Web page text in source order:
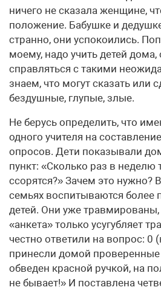
ничего не сказала женщине,
положение. Бабушке и
странно, они успокоились.
моему, надо учить детей дома,
справляться с такими
знаем, что могут сказать или
бездушные, глупые, злые.
Не берусь определить, что
одного учителя на
опросов. Дети показывали
пункт: «Сколько раз в неделю
ссорятся?» Зачем это нужно?
семьях воспитываются более
детей. Они уже
«анкета» только усугубляет
честно ответили на вопрос: 0
принесли домой
обведен красной ручкой, на
не бывает!» И поставлена